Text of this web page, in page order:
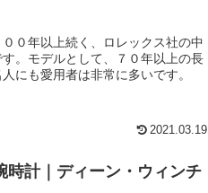
０年以上続く、ロレックス社の中
。モデルとして、７０年以上の長
にも愛用者は非常に多いです。
2021.03.19
時計｜ディーン・ウィンチ